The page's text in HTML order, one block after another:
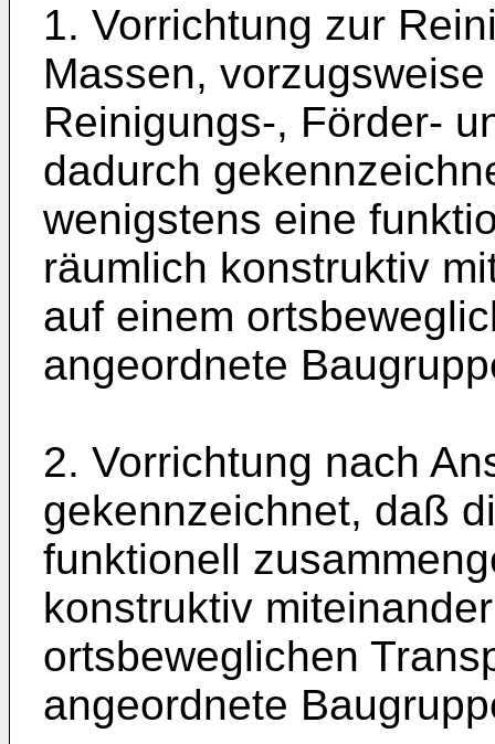
1. Vorrichtung zur
Massen,
Reinigungs-, Förder-
dadurch
wenigstens eine
räumlich konstruktiv
auf einem
angeordnete
2. Vorrichtung nach
gekennzeichnet, daß
funktionell
konstruktiv
ortsbeweglichen
angeordnete